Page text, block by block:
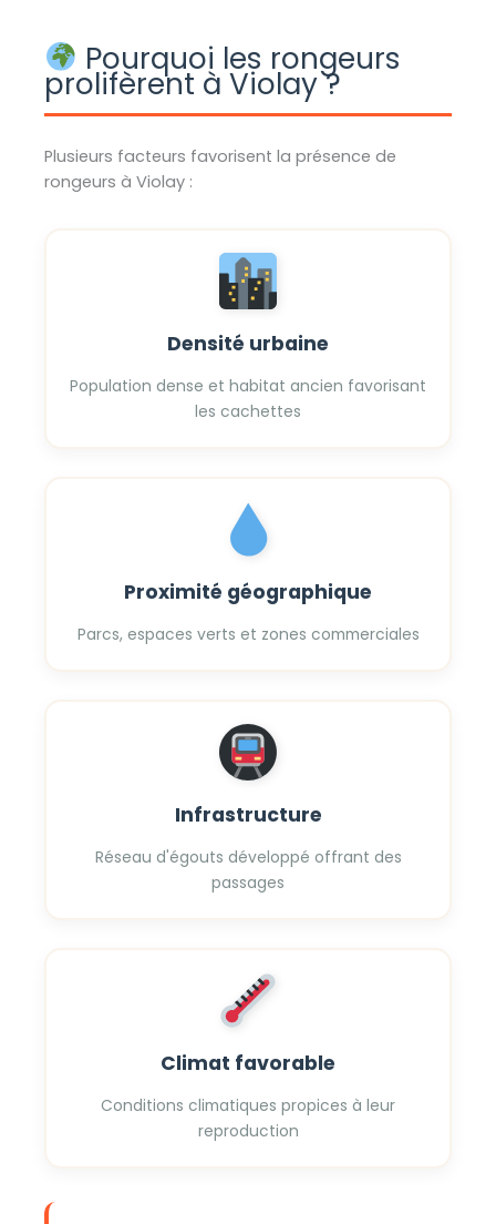
Pourquoi les rongeurs
prolifèrent à Violay ?
Plusieurs facteurs favorisent la présence de
rongeurs à Violay :
Densité urbaine
Population dense et habitat ancien favorisant
les cachettes
Proximité géographique
Parcs, espaces verts et zones commerciales
Infrastructure
Réseau d'égouts développé offrant des
passages
Climat favorable
Conditions climatiques propices à leur
reproduction